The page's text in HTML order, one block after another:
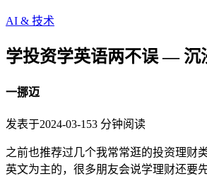
AI & 技术
学投资学英语两不误 — 沉
一挪迈
发表于2024-03-153 分钟阅读
之前也推荐过几个我常常逛的投资理财
英文为主的，很多朋友会说学理财还要